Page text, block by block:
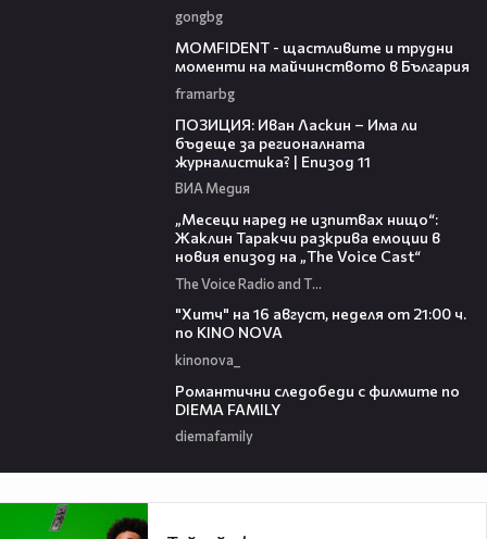
gongbg
MOMFIDENT - щастливите и трудни
моменти на майчинството в България
framarbg
ПОЗИЦИЯ: Иван Ласкин – Има ли
бъдеще за регионалната
журналистика? | Епизод 11
ВИА Медия
„Месеци наред не изпитвах нищо“:
Жаклин Таракчи разкрива емоции в
новия епизод на „The Voice Cast“
The Voice Radio and TV Bulgaria
"Хитч" на 16 август, неделя от 21:00 ч.
по KINO NOVA
kinonova_
Романтични следобеди с филмите по
DIEMA FAMILY
diemafamily